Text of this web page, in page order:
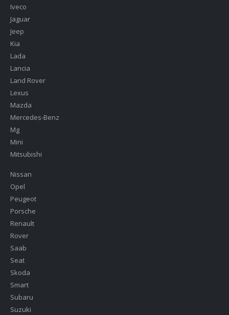
Iveco
Jaguar
Jeep
Kia
Lada
Lancia
Land Rover
Lexus
Mazda
Mercedes-Benz
Mg
Mini
Mitsubishi
Nissan
Opel
Peugeot
Porsche
Renault
Rover
Saab
Seat
Skoda
Smart
Subaru
Suzuki